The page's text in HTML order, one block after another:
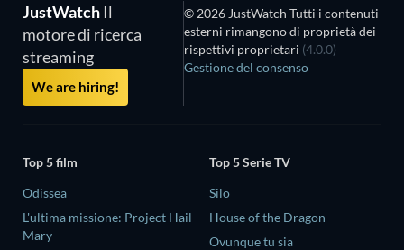
JustWatch Il
motore di ricerca
streaming
We are hiring!
© 2026 JustWatch Tutti i contenuti
esterni rimangono di proprietà dei
rispettivi proprietari (4.0.0)
Gestione del consenso
Top 5 film
Odissea
L'ultima missione: Project Hail
Mary
Top 5 Serie TV
Silo
House of the Dragon
Ovunque tu sia